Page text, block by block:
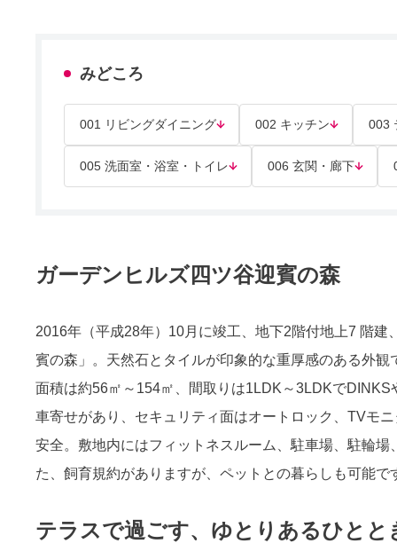
みどころ
001 リビングダイニング 002 キッチン 003
005 洗面室・浴室・トイレ 006 玄関・廊下
ガーデンヒルズ四ツ谷迎賓の森
2016年（平成28年）10月に竣工、地下2階付地上7 階
賓の森」。天然石とタイルが印象的な重厚感のある外
面積は約56㎡～154㎡、間取りは1LDK～3LDKで
車寄せがあり、セキュリティ面はオートロック、TVモ
安全。敷地内にはフィットネスルーム、駐車場、駐輪
た、飼育規約がありますが、ペットとの暮らしも可能で
テラスで過ごす、ゆとりあるひとと